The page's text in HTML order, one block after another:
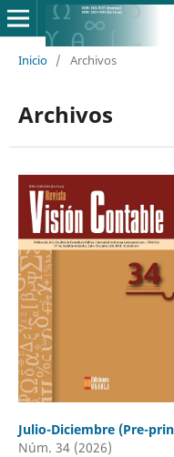
Inicio / Archivos
Archivos
Julio-Diciembre (Pre-
Núm. 34 (2026)